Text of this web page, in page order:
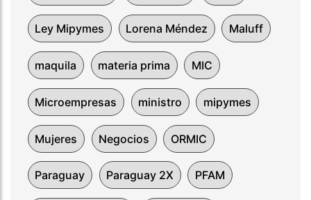
Ley Mipymes Lorena Méndez Maluff
maquila materia prima MIC
Microempresas ministro mipymes
Mujeres Negocios ORMIC
Paraguay Paraguay 2X PFAM